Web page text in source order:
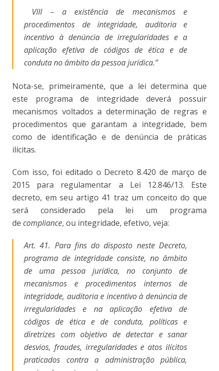
VIII – a existência de mecanismos e
procedimentos de integridade, auditoria e
incentivo à denúncia de irregularidades e a
aplicação efetiva de códigos de ética e de
conduta no âmbito da pessoa jurídica.”
Nota-se, primeiramente, que a lei determina que
este programa de integridade deverá possuir
mecanismos voltados a determinação de regras e
procedimentos que garantam a integridade, bem
como de identificação e de denúncia de práticas
ilícitas.
Com isso, foi editado o Decreto 8.420 de março de
2015 para regulamentar a Lei 12.846/13. Este
decreto, em seu artigo 41 traz um conceito do que
será considerado pela lei um programa
de compliance, ou integridade, efetivo, veja:
Art. 41. Para fins do disposto neste Decreto,
programa de integridade consiste, no âmbito
de uma pessoa jurídica, no conjunto de
mecanismos e procedimentos internos de
integridade, auditoria e incentivo à denúncia de
irregularidades e na aplicação efetiva de
códigos de ética e de conduta, políticas e
diretrizes com objetivo de detectar e sanar
desvios, fraudes, irregularidades e atos ilícitos
praticados contra a administração pública,